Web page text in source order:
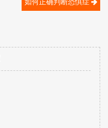
如何正确判断恐惧症